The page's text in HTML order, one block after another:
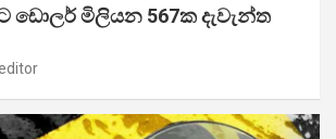
ඩොලර් මිලියන 567ක දැවැන්ත